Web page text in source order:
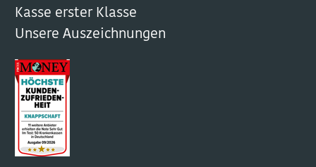
Kasse erster Klasse
Unsere Auszeichnungen